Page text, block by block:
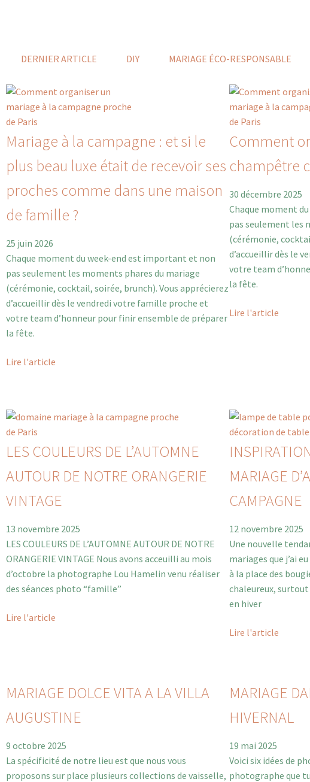
DERNIER ARTICLE DIY MARIAGE ÉCO-RESPONSABLE
Mariage à la campagne : et si le
plus beau luxe était de recevoir ses
proches comme dans une maison
de famille ?
25 juin 2026
Chaque moment du week-end est important et non
pas seulement les moments phares du mariage
(cérémonie, cocktail, soirée, brunch). Vous apprécierez
d’accueillir dès le vendredi votre famille proche et
votre team d’honneur pour finir ensemble de préparer
la fête.
Lire l'article
Comment
champêtre
30 décembre 2025
Chaque moment
pas seulement les
(cérémonie,
d’accueillir dès le
votre team
la fête.
Lire l'article
LES COULEURS DE L’AUTOMNE
AUTOUR DE NOTRE ORANGERIE
VINTAGE
13 novembre 2025
LES COULEURS DE L’AUTOMNE AUTOUR DE NOTRE
ORANGERIE VINTAGE Nous avons acceuilli au mois
d’octobre la photographe Lou Hamelin venu réaliser
des séances photo “famille”
Lire l'article
MARIAGE
CAMPAGNE
12 novembre 2025
Une nouvelle
mariages que j’ai
à la place des
chaleureux,
en hiver
Lire l'article
MARIAGE DOLCE VITA A LA VILLA
AUGUSTINE
9 octobre 2025
La spécificité de notre lieu est que nous vous
proposons sur place plusieurs collections de vaisselle,
MARIAGE
HIVERNAL
19 mai 2025
Voici six idées de
photographe que